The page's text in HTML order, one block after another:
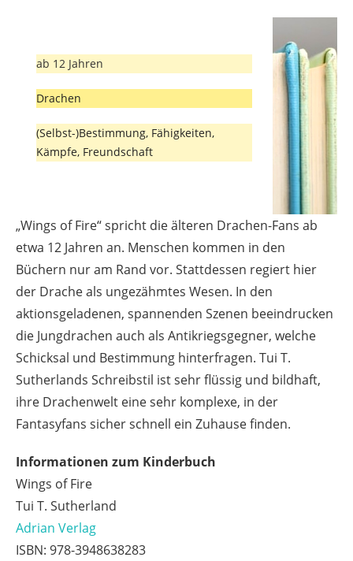
ab 12 Jahren
Drachen
(Selbst-)Bestimmung, Fähigkeiten,
Kämpfe, Freundschaft
„Wings of Fire“ spricht die älteren Drachen-Fans ab
etwa 12 Jahren an. Menschen kommen in den
Büchern nur am Rand vor. Stattdessen regiert hier
der Drache als ungezähmtes Wesen. In den
aktionsgeladenen, spannenden Szenen beeindrucken
die Jungdrachen auch als Antikriegsgegner, welche
Schicksal und Bestimmung hinterfragen. Tui T.
Sutherlands Schreibstil ist sehr flüssig und bildhaft,
ihre Drachenwelt eine sehr komplexe, in der
Fantasyfans sicher schnell ein Zuhause finden.
Informationen zum Kinderbuch
Wings of Fire
Tui T. Sutherland
Adrian Verlag
ISBN: 978-3948638283